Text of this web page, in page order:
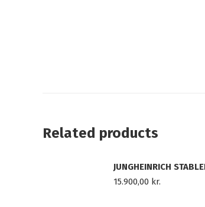
Related products
JUNGHEINRICH
15.900,00 kr.